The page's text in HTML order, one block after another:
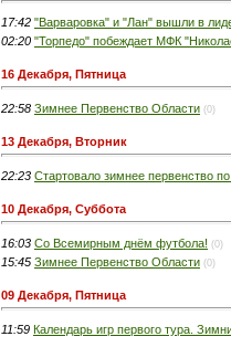
17:42 "Варваровка" и "Лан" вышли в
02:20 "Торпедо" побеждает МФК
16 Декабря, Пятница
22:58 Зимнее Первенство Области (0)
13 Декабря, Вторник
22:23 Стартовало зимнее первенство
10 Декабря, Суббота
16:03 Со Всемирным днём футбола! (0)
15:45 Зимнее Первенство Области (0)
09 Декабря, Пятница
11:59 Календарь игр первого тура.